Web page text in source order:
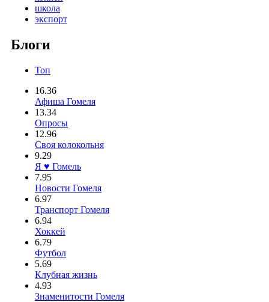
школа
экспорт
Блоги
Топ
16.36
Афиша Гомеля
13.34
Опросы
12.96
Своя колокольня
9.29
Я ♥ Гомель
7.95
Новости Гомеля
6.97
Транспорт Гомеля
6.94
Хоккей
6.79
Футбол
5.69
Клубная жизнь
4.93
Знаменитости Гомеля